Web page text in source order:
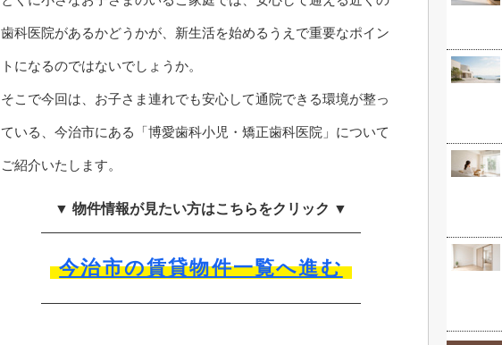
歯科医院があるかどうかが、新生活を始めるうえで重要なポイン
トになるのではないでしょうか。
そこで今回は、お子さま連れでも安心して通院できる環境が整っ
ている、今治市にある「博愛歯科小児・矯正歯科医院」について
ご紹介いたします。
▼ 物件情報が見たい方はこちらをクリック ▼
今治市の賃貸物件一覧へ進む